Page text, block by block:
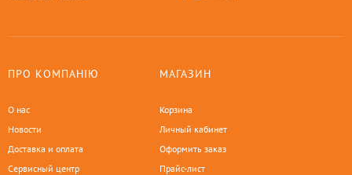
ПРО КОМПАНІЮ
О нас
Новости
Доставка и оплата
Сервисный центр
МАГАЗИН
Корзина
Личный кабинет
Оформить заказ
Прайс-лист